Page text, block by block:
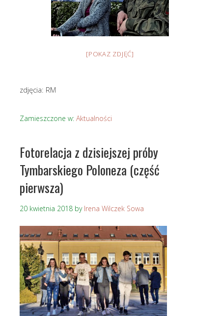
[POKAZ ZDJĘĆ]
zdjęcia: RM
Zamieszczone w: Aktualności
Fotorelacja z dzisiejszej próby
Tymbarskiego Poloneza (część
pierwsza)
20 kwietnia 2018 by Irena Wilczek Sowa